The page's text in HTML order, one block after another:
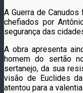
A Guerra de
chefiados por
segurança das
A obra apresenta
homem do sertão
sertanejo, da sua
visão de Euclides
atentou para a